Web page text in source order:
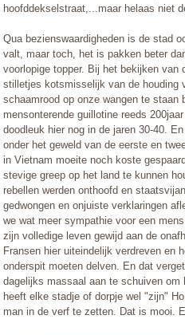
hoofddekselstraat,...maar helaas niet
Qua bezienswaardigheden is de stad
valt, maar toch, het is pakken beter
voorlopige topper. Bij het bekijken van
stilletjes kotsmisselijk van de houding
schaamrood op onze wangen te staan
mensonterende guillotine reeds
doodleuk hier nog in de jaren 30-40.
onder het geweld van de eerste en
in Vietnam moeite noch koste
stevige greep op het land te kunnen
rebellen werden onthoofd en
gedwongen en onjuiste verklaringen
we wat meer sympathie voor een
zijn volledige leven gewijd aan de
Fransen hier uiteindelijk verdreven en
onderspit moeten delven. En dat
dagelijks massaal aan te schuiven om
heeft elke stadje of dorpje wel "zijn"
man in de verf te zetten. Dat is mooi.